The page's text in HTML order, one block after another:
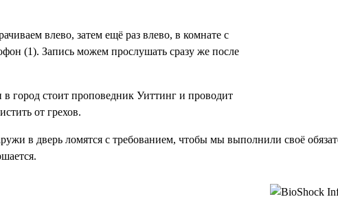
влево, затем ещё раз влево, в комнате с
(1). Запись можем прослушать сразу же после
город стоит проповедник Уиттинг и проводит
от грехов.
в дверь ломятся с требованием, чтобы мы выполнили своё